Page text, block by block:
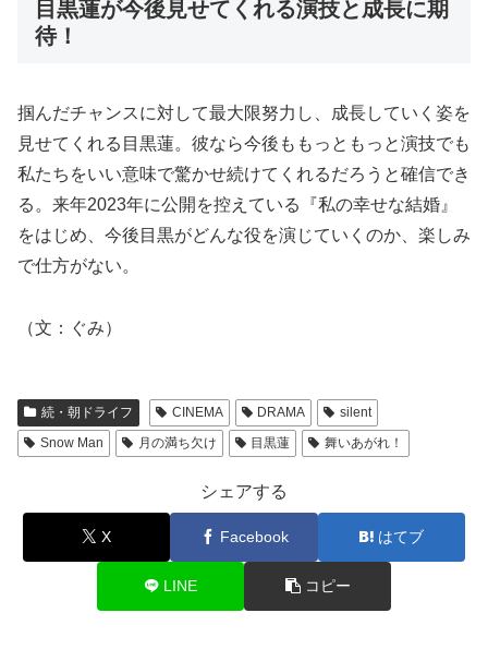
目黒蓮が今後見せてくれる演技と成長に期
待！
掴んだチャンスに対して最大限努力し、成長していく姿を
見せてくれる目黒蓮。彼なら今後ももっともっと演技でも
私たちをいい意味で驚かせ続けてくれるだろうと確信でき
る。来年2023年に公開を控えている『私の幸せな結婚』
をはじめ、今後目黒がどんな役を演じていくのか、楽しみ
で仕方がない。
（文：ぐみ）
続・朝ドライフ CINEMA DRAMA
silent
Snow Man
月の満ち欠け 目黒蓮 舞いあがれ！
シェアする
X Facebook はてブ
LINE コピー